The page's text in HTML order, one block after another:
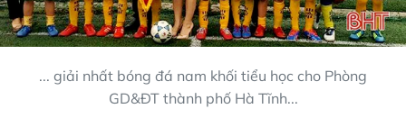
... giải nhất bóng đá nam khối tiểu học cho Phòng
GD&ĐT thành phố Hà Tĩnh...